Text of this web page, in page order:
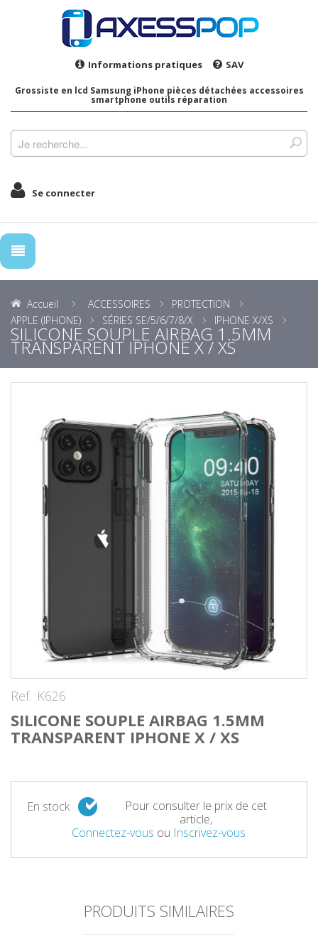
Informations pratiques SAV
Grossiste en lcd Samsung iPhone pièces détachées accessoires
smartphone outils réparation
Se connecter
Accueil ACCESSOIRES
PROTECTION
APPLE (IPHONE)
SÉRIES SE/5/6/7/8/X IPHONE X/XS
SILICONE SOUPLE AIRBAG 1.5MM
TRANSPARENT IPHONE X / XS
Ref. K626
SILICONE SOUPLE AIRBAG 1.5MM
TRANSPARENT IPHONE X / XS
En stock
Pour consulter le prix de cet
article,
Connectez-vous ou Inscrivez-vous
PRODUITS SIMILAIRES